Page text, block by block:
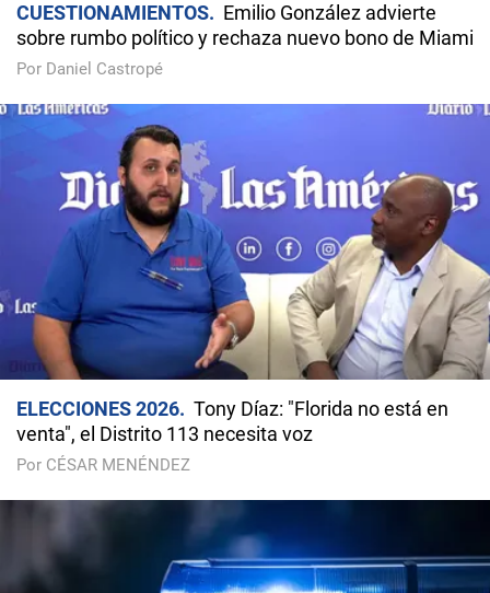
CUESTIONAMIENTOS
Emilio González advierte
sobre rumbo político y rechaza nuevo bono de Miami
Por Daniel Castropé
ELECCIONES 2026
Tony Díaz: "Florida no está en
venta", el Distrito 113 necesita voz
Por CÉSAR MENÉNDEZ